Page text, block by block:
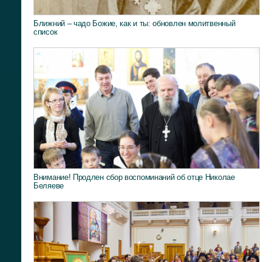
Ближний – чадо Божие, как и ты: обновлен молитвенный
список
Внимание! Продлен сбор воспоминаний об отце Николае
Беляеве